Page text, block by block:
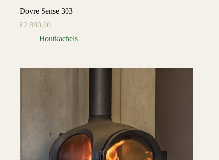
Dovre Sense 303
€2.880,00
Houtkachels